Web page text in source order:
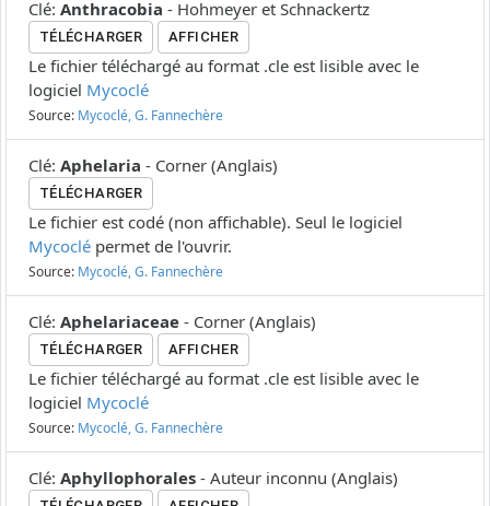
Clé: Anthracobia - Hohmeyer et Schnackertz
TÉLÉCHARGER AFFICHER
Le fichier téléchargé au format .cle est lisible avec le
logiciel Mycoclé
Source: Mycoclé, G. Fannechère
Clé: Aphelaria - Corner (Anglais)
TÉLÉCHARGER
Le fichier est codé (non affichable). Seul le logiciel
Mycoclé permet de l'ouvrir.
Source: Mycoclé, G. Fannechère
Clé: Aphelariaceae - Corner (Anglais)
TÉLÉCHARGER AFFICHER
Le fichier téléchargé au format .cle est lisible avec le
logiciel Mycoclé
Source: Mycoclé, G. Fannechère
Clé: Aphyllophorales - Auteur inconnu (Anglais)